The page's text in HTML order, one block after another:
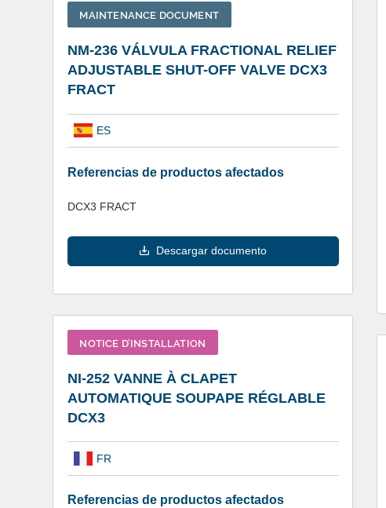
MAINTENANCE DOCUMENT
NM-236 VÁLVULA FRACTIONAL RELIEF
ADJUSTABLE SHUT-OFF VALVE DCX3
FRACT
ES
Referencias de productos afectados
DCX3 FRACT
Descargar documento
NOTICE D’INSTALLATION
NI-252 VANNE À CLAPET
AUTOMATIQUE SOUPAPE RÉGLABLE
DCX3
FR
Referencias de productos afectados